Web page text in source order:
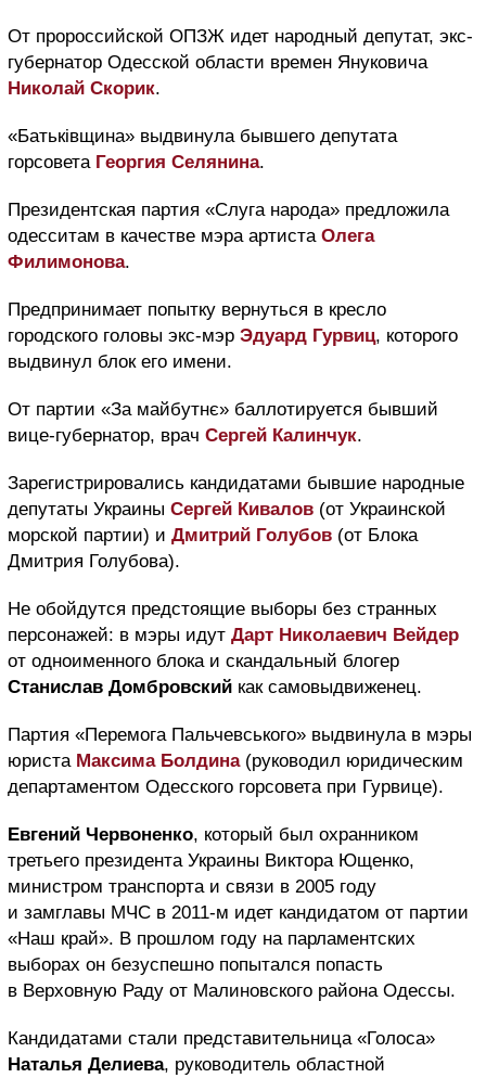
От пророссийской ОПЗЖ идет народный депутат, экс-
губернатор Одесской области времен Януковича
Николай Скорик.
«Батьківщина» выдвинула бывшего депутата
горсовета Георгия Селянина.
Президентская партия «Слуга народа» предложила
одесситам в качестве мэра артиста Олега
Филимонова.
Предпринимает попытку вернуться в кресло
городского головы экс-мэр Эдуард Гурвиц, которого
выдвинул блок его имени.
От партии «За майбутнє» баллотируется бывший
вице-губернатор, врач Сергей Калинчук.
Зарегистрировались кандидатами бывшие народные
депутаты Украины Сергей Кивалов (от Украинской
морской партии) и Дмитрий Голубов (от Блока
Дмитрия Голубова).
Не обойдутся предстоящие выборы без странных
персонажей: в мэры идут Дарт Николаевич Вейдер
от одноименного блока и скандальный блогер
Станислав Домбровский как самовыдвиженец.
Партия «Перемога Пальчевського» выдвинула в мэры
юриста Максима Болдина(руководил юридическим
департаментом Одесского горсовета при Гурвице).
Евгений Червоненко, который был охранником
третьего президента Украины Виктора Ющенко,
министром транспорта и связи в 2005 году
и замглавы МЧС в 2011-м идет кандидатом от партии
«Наш край». В прошлом году на парламентских
выборах он безуспешно попытался попасть
в Верховную Раду от Малиновского района Одессы.
Кандидатами стали представительница «Голоса»
Наталья Делиева, руководитель областной